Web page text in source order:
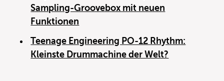
Sampling-Groovebox mit neuen
Funktionen
Teenage Engineering PO-12 Rhythm:
Kleinste Drummachine der Welt?